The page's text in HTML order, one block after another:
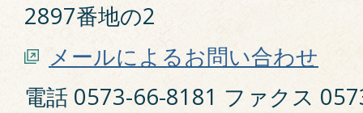
2897番地の2
メールによるお問い合わせ
電話 0573-66-8181 ファクス